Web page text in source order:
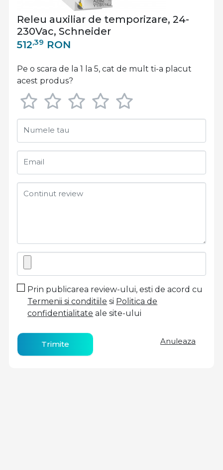
Releu auxiliar de temporizare, 24-
230Vac, Schneider
512,39 RON
Pe o scara de la 1 la 5, cat de mult ti-a placut
acest produs?
Numele tau
Email
Continut review
Prin publicarea review-ului, esti de acord cu
Termenii si conditiile si Politica de
confidentialitate ale site-ului
Trimite Anuleaza